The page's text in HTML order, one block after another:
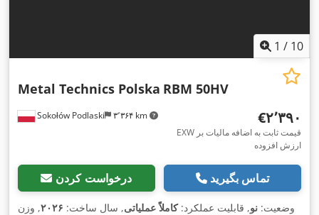
1 / 10
Sokołów Podlaski ۳٬۳۶۴ km
Metal Technics Polska RBM 50HV
‎€۲٬۳۹۰
EXW قیمت ثابت به اضافه مالیات بر
ارزش افزوده
درخواست کردن تماس بگیرید
وضعیت: نو, قابلیت عملکرد:کاملاً عملیاتی, سال ساخت: ۲۰۲۶, وزن